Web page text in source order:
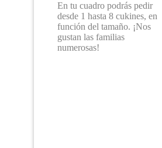
En tu cuadro podrás pedir
desde 1 hasta 8 cukines, en
función del tamaño. ¡Nos
gustan las familias
numerosas!